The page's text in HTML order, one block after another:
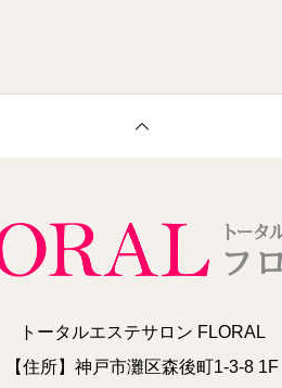
トータルエステサロン FLORAL
【住所】神戸市灘区森後町1-3-8 1F